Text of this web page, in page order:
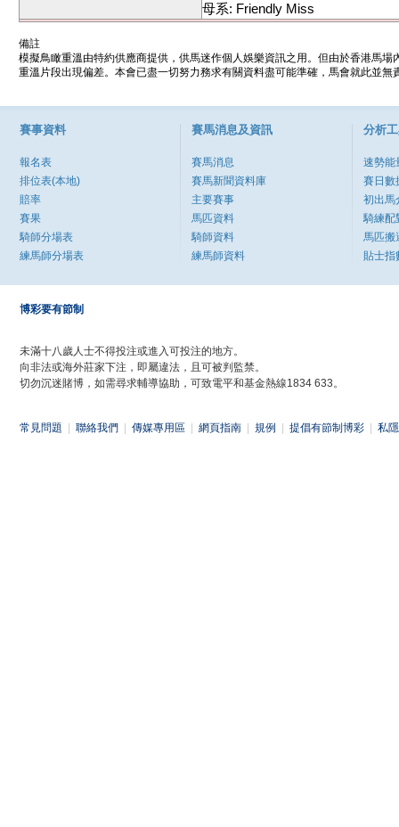
母系: Friendly Miss
備註
模擬鳥瞰重溫由特約供應商提供，供馬迷作個人娛樂資訊之用。但由於香港馬
重溫片段出現偏差。本會已盡一切努力務求有關資料盡可能準確，馬會就此並
賽事資料
報名表
排位表(本地)
賠率
賽果
騎師分場表
練馬師分場表
賽馬消息及資訊
賽馬消息
賽馬新聞資料庫
主要賽事
馬匹資料
騎師資料
練馬師資料
分析
速勢能
賽日數
初出馬
騎練配
馬匹搬
貼士指
博彩要有節制
未滿十八歲人士不得投注或進入可投注的地方。
向非法或海外莊家下注，即屬違法，且可被判監禁。
切勿沉迷賭博，如需尋求輔導協助，可致電平和基金熱線1834 633。
常見問題 聯絡我們 傳媒專用區 網頁指南 規例 提倡有節制博彩 私